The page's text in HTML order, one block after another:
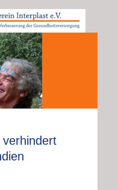
- Ebersberger
Förderverein
Interplast e.V.
zur Verbesserung der
••••